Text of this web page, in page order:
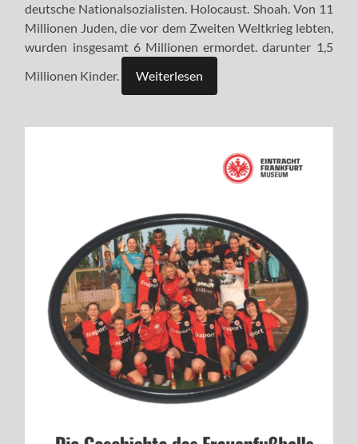
deutsche Nationalsozialisten. Holocaust. Shoah. Von 11
Millionen Juden, die vor dem Zweiten Weltkrieg lebten,
wurden insgesamt 6 Millionen ermordet. darunter 1,5
Millionen Kinder.
Weiterlesen